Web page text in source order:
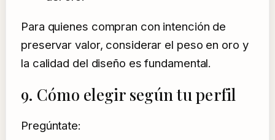
Para quienes compran con intención de
preservar valor, considerar el peso en oro y
la calidad del diseño es fundamental.
9. Cómo elegir según tu perfil
Pregúntate: